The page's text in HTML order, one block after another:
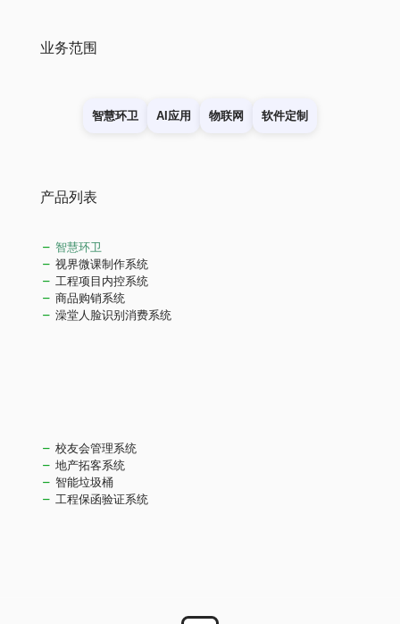
业务范围
智慧环卫 AI应用 物联网 软件定制
产品列表
智慧环卫
视界微课制作系统
工程项目内控系统
商品购销系统
澡堂人脸识别消费系统
校友会管理系统
地产拓客系统
智能垃圾桶
工程保函验证系统